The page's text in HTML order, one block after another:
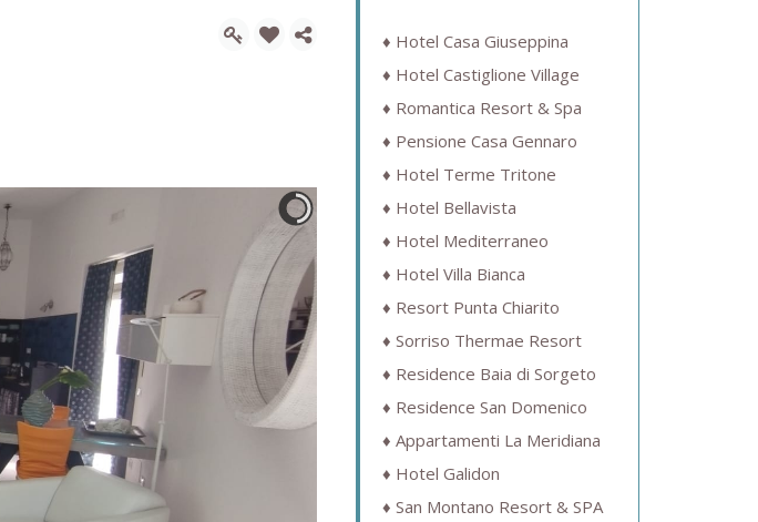
Hotel Casa Giuseppina
Hotel Castiglione Village
Romantica Resort & Spa
Pensione Casa Gennaro
Hotel Terme Tritone
Hotel Bellavista
Hotel Mediterraneo
Hotel Villa Bianca
Resort Punta Chiarito
Sorriso Thermae Resort
Residence Baia di Sorgeto
Residence San Domenico
Appartamenti La Meridiana
Hotel Galidon
San Montano Resort & SPA